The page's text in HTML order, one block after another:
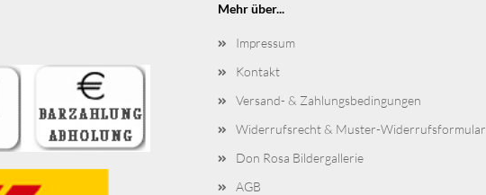
Mehr über...
Impressum
Kontakt
Versand- & Zahlungsbedingungen
Widerrufsrecht & Muster-Widerrufsformular
Don Rosa Bildergallerie
AGB